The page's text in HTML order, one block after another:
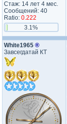
Стаж: 14 лет 4 мес.
Сообщений: 40
Ratio: 0.222
3.1%
White1965 ®
Завсегдатай КТ